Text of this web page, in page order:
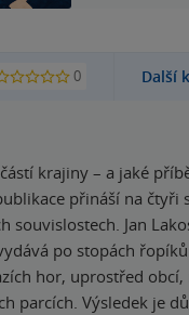
0 Další
krajiny – a jaké
přináší na čtyři
souvislostech. Jan
po stopách
hor, uprostřed
parcích. Výsledek je